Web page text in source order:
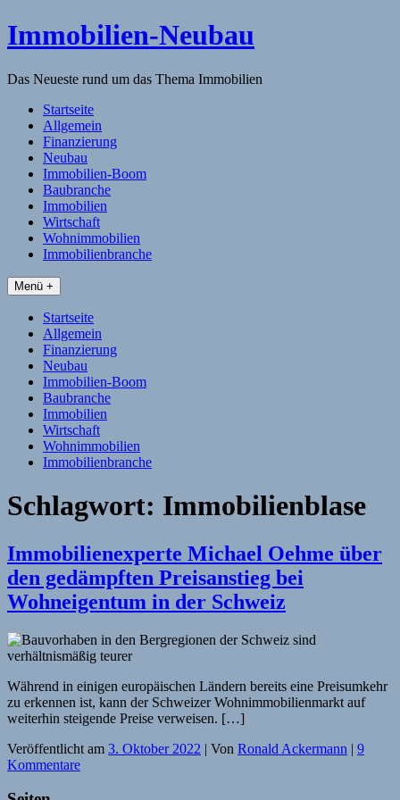
Skip
to
Immobilien-Neubau
Das Neueste rund um das Thema Immobilien
Startseite
Allgemein
Finanzierung
Neubau
Immobilien-Boom
Baubranche
Immobilien
Wirtschaft
Wohnimmobilien
Immobilienbranche
Menü +
Startseite
Allgemein
Finanzierung
Neubau
Immobilien-Boom
Baubranche
Immobilien
Wirtschaft
Wohnimmobilien
Immobilienbranche
Schlagwort: Immobilienblase
Immobilienexperte Michael Oehme über
den gedämpften Preisanstieg bei
Wohneigentum in der Schweiz
Während in einigen europäischen Ländern bereits eine Preisumkehr
zu erkennen ist, kann der Schweizer Wohnimmobilienmarkt auf
weiterhin steigende Preise verweisen. […]
Veröffentlicht am 3. Oktober 2022 | Von Ronald Ackermann | 9
Kommentare